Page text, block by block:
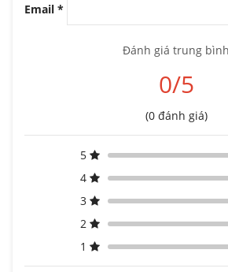
Email *
Đánh giá trung bình
0/5
(0 đánh giá)
5
4
3
2
1